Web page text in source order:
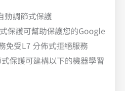
動調節式保護
保護可幫助保護您的Google
免受L7 分佈式拒絕服務
保護可建構以下的機器學習